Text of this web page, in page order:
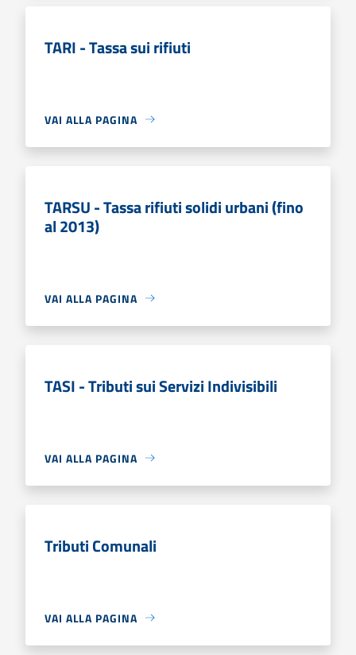
TARI - Tassa sui rifiuti
VAI ALLA PAGINA
TARSU - Tassa rifiuti solidi urbani (fino
al 2013)
VAI ALLA PAGINA
TASI - Tributi sui Servizi Indivisibili
VAI ALLA PAGINA
Tributi Comunali
VAI ALLA PAGINA